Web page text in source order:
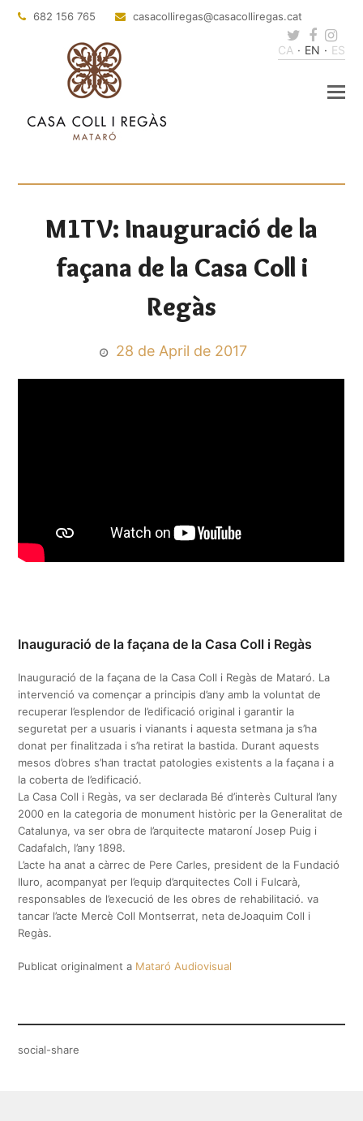
682 156 765 casacolliregas@casacolliregas.cat
Twitter
CA EN ES
M1TV: Inauguració de la
façana de la Casa Coll i
Regàs
28 de April de 2017
Inauguració de la façana de la Casa Coll i Regàs
Inauguració de la façana de la Casa Coll i Regàs de Mataró. La
intervenció va començar a principis d’any amb la voluntat de
recuperar l’esplendor de l’edificació original i garantir la
seguretat per a usuaris i vianants i aquesta setmana ja s’ha
donat per finalitzada i s’ha retirat la bastida. Durant aquests
mesos d’obres s’han tractat patologies existents a la façana i a
la coberta de l’edificació.
La Casa Coll i Regàs, va ser declarada Bé d’interès Cultural l’any
2000 en la categoria de monument històric per la Generalitat de
Catalunya, va ser obra de l’arquitecte mataroní Josep Puig i
Cadafalch, l’any 1898.
L’acte ha anat a càrrec de Pere Carles, president de la Fundació
Iluro, acompanyat per l’equip d’arquitectes Coll i Fulcarà,
responsables de l’execució de les obres de rehabilitació. va
tancar l’acte Mercè Coll Montserrat, neta deJoaquim Coll i
Regàs.
Publicat originalment a Mataró Audiovisual
social-share